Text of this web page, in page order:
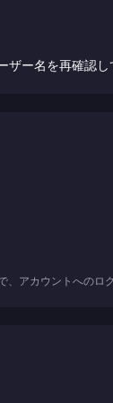
ー名を再確認し
アカウントへのロ